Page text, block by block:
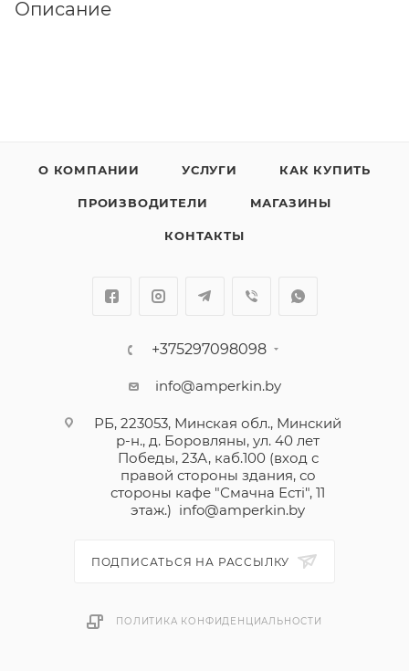
Описание
О КОМПАНИИ УСЛУГИ КАК КУПИТЬ
ПРОИЗВОДИТЕЛИ МАГАЗИНЫ
КОНТАКТЫ
+375297098098
info@amperkin.by
РБ, 223053, Минская обл., Минский
р-н., д. Боровляны, ул. 40 лет
Победы, 23А, каб.100 (вход с
правой стороны здания, со
стороны кафе "Смачна Естi", 11
этаж.) info@amperkin.by
ПОДПИСАТЬСЯ НА РАССЫЛКУ
ПОЛИТИКА КОНФИДЕНЦИАЛЬНОСТИ